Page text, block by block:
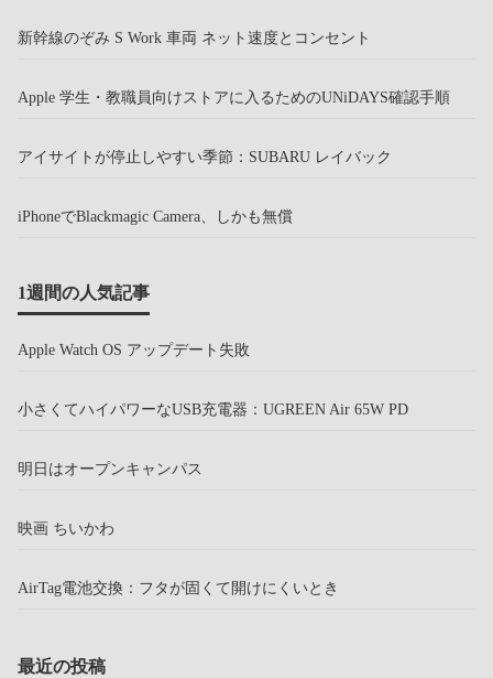
新幹線のぞみ S Work 車両 ネット速度とコンセント
Apple 学生・教職員向けストアに入るためのUNiDAYS確認手順
アイサイトが停止しやすい季節：SUBARU レイバック
iPhoneでBlackmagic Camera、しかも無償
1週間の人気記事
Apple Watch OS アップデート失敗
小さくてハイパワーなUSB充電器：UGREEN Air 65W PD
明日はオープンキャンパス
映画 ちいかわ
AirTag電池交換：フタが固くて開けにくいとき
最近の投稿